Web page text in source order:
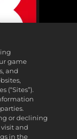
Desarrollado por
game
and
(“Sites”).
or declining
and
in the